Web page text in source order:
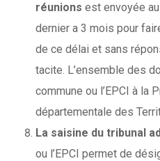
réunions est envoyée
dernier a 3 mois pour
de ce délai et sans
tacite. L’ensemble des
commune ou l’EPCI à la
départementale des
La saisine du tribunal
ou l’EPCI permet de